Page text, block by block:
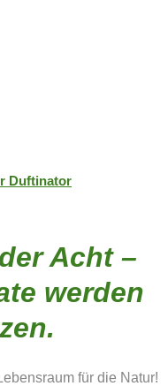
Duftinator
Acht –
werden
für die Natur!